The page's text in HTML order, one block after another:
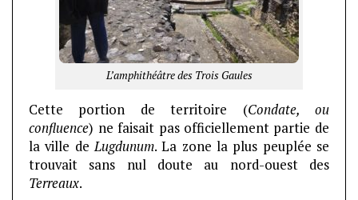
L’amphithéâtre des Trois Gaules
Cette portion de territoire (Condate, ou
confluence) ne faisait pas officiellement partie de
la ville deLugdunum. La zone la plus peuplée se
trouvait sans nul doute au nord-ouest des
Terreaux.